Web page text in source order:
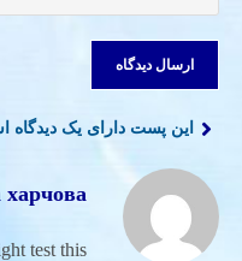
این پست دارای یک دیدگاه
харчова
test this?